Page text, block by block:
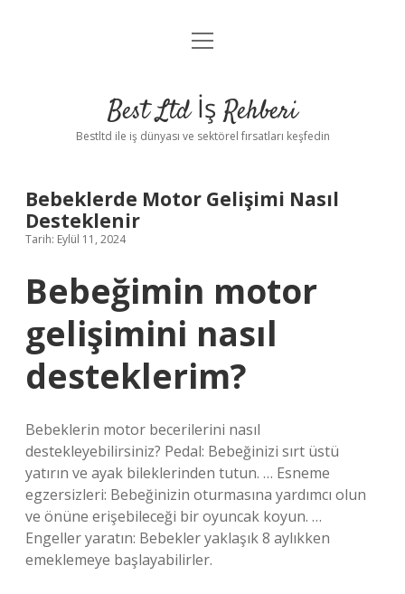
Anasayfa
Yasal Uyarı
menüyü
Best Ltd İş Rehberi
Bestltd ile iş dünyası ve sektörel fırsatları keşfedin
Bebeklerde Motor Gelişimi Nasıl
Desteklenir
Tarih: Eylül 11, 2024
Bebeğimin motor
gelişimini nasıl
desteklerim?
Bebeklerin motor becerilerini nasıl
destekleyebilirsiniz? Pedal: Bebeğinizi sırt üstü
yatırın ve ayak bileklerinden tutun. … Esneme
egzersizleri: Bebeğinizin oturmasına yardımcı olun
ve önüne erişebileceği bir oyuncak koyun. …
Engeller yaratın: Bebekler yaklaşık 8 aylıkken
emeklemeye başlayabilirler.